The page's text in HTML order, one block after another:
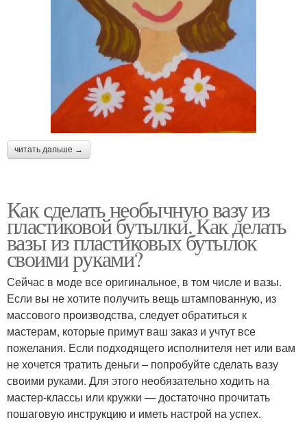
читать дальше →
Как сделать необычную вазу из
пластиковой бутылки. Как делать
вазы из пластиковых бутылок
своими руками?
Сейчас в моде все оригинальное, в том числе и вазы.
Если вы не хотите получить вещь штампованную, из
массового производства, следует обратиться к
мастерам, которые примут ваш заказ и учтут все
пожелания. Если подходящего исполнителя нет или вам
не хочется тратить деньги – попробуйте сделать вазу
своими руками. Для этого необязательно ходить на
мастер-классы или кружки — достаточно прочитать
пошаговую инструкцию и иметь настрой на успех.